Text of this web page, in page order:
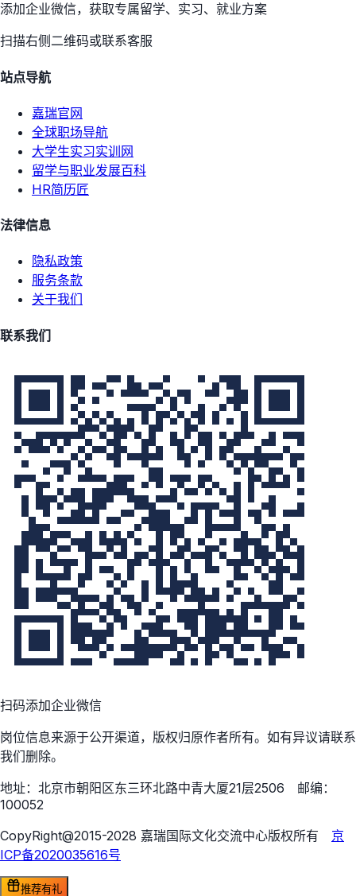
添加企业微信，获取专属留学、实习、就业方案
扫描右侧二维码或联系客服
站点导航
嘉瑞官网
全球职场导航
大学生实习实训网
留学与职业发展百科
HR简历匠
法律信息
隐私政策
服务条款
关于我们
联系我们
扫码添加企业微信
岗位信息来源于公开渠道，版权归原作者所有。如有异议请联系
我们删除。
地址：北京市朝阳区东三环北路中青大厦21层2506 邮编：
100052
CopyRight@2015-2028 嘉瑞国际文化交流中心版权所有 京
ICP备2020035616号
推荐有礼